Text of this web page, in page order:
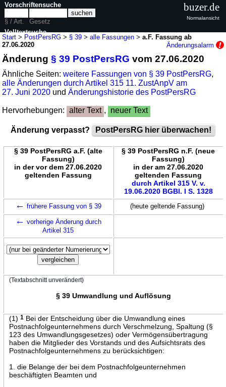
Start > PostPersRG > § 39 >alle Fassungen >a.F. Fassung ab
27.06.2020
Änderungsalarm
Änderung§ 39 PostPersRG vom 27.06.2020
Ähnliche Seiten:weitere Fassungen von § 39 PostPersRG,
alle Änderungen durch Artikel 315 11. ZustAnpV am
27. Juni 2020 undÄnderungshistorie des PostPersRG
Hervorhebungen: alter Text , neuer Text
Änderung verpasst? PostPersRG hier überwachen!
§ 39 PostPersRG a.F. (alte
Fassung)
in der vor dem 27.06.2020
geltenden Fassung
§ 39 PostPersRG n.F. (neue
Fassung)
in der am 27.06.2020
geltenden Fassung
durch Artikel 315 V. v.
19.06.2020 BGBl. I S. 1328
← frühere Fassung von § 39 (heute geltende Fassung)
← vorherige Änderung durch
Artikel 315
(Textabschnitt unverändert)
§ 39 Umwandlung und Auflösung
(1) 1Bei der Entscheidung über die Umwandlung eines
Postnachfolgeunternehmens durch Verschmelzung, Spaltung (§
123 des Umwandlungsgesetzes) oder Vermögensübertragung
haben die Mitglieder des Vorstands und des Aufsichtsrats des
Postnachfolgeunternehmens zu berücksichtigen:
1. die Belange der bei dem Postnachfolgeunternehmen
beschäftigten Beamten und
Vorschriftensuche
§ / Art.
Gesetz
Volltextsuche
buzer.de
Normalansicht